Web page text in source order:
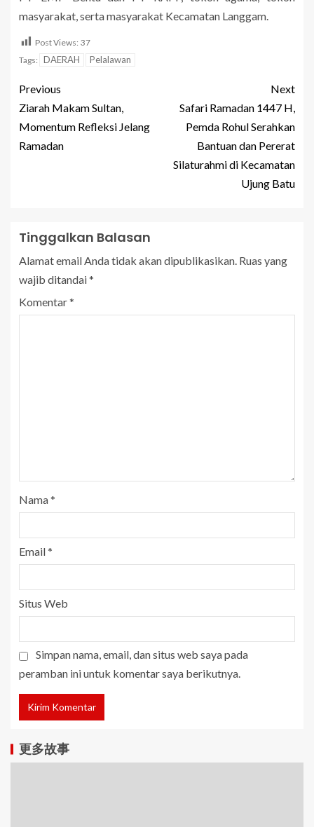
masyarakat, serta masyarakat Kecamatan Langgam.
Post Views: 37
Tags: DAERAH Pelalawan
Previous
Ziarah Makam Sultan,
Momentum Refleksi Jelang
Ramadan
Next
Safari Ramadan 1447 H,
Pemda Rohul Serahkan
Bantuan dan Pererat
Silaturahmi di Kecamatan
Ujung Batu
Tinggalkan Balasan
Alamat email Anda tidak akan dipublikasikan. Ruas yang
wajib ditandai*
Komentar*
Nama*
Email*
Situs Web
Simpan nama, email, dan situs web saya pada
peramban ini untuk komentar saya berikutnya.
更多故事